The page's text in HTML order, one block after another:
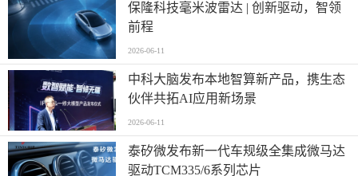
保隆科技毫米波雷达 | 创新驱动，智领
前程
2026-06-11
中科大脑发布本地智算新产品，携生态
伙伴共拓AI应用新场景
2026-06-11
泰矽微发布新一代车规级全集成微马达
驱动TCM335/6系列芯片